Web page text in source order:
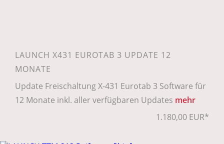
LAUNCH X431 EUROTAB 3 UPDATE 12
MONATE
Update Freischaltung X-431 Eurotab 3 Software für
12 Monate inkl. aller verfügbaren Updates mehr
1.180,00 EUR*